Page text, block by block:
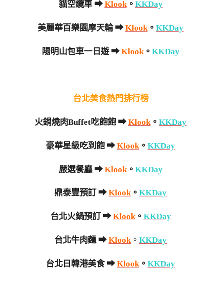
貓空纜車 ➡Klook。 KKDay
美麗華百樂園摩天輪 ➡Klook。 KKDay
陽明山包車一日遊 ➡Klook。 KKDay
台北美食熱門排行榜
火鍋燒肉Buffet吃飽飽 ➡Klook。 KKDay
豪華星級吃到飽 ➡Klook。 KKDay
嚴選餐廳 ➡Klook。 KKDay
鼎泰豐預訂 ➡Klook。 KKDay
台北火鍋預訂 ➡Klook。 KKDay
台北牛肉麵➡Klook。 KKDay
台北日韓港美食 ➡Klook 。 KKDay